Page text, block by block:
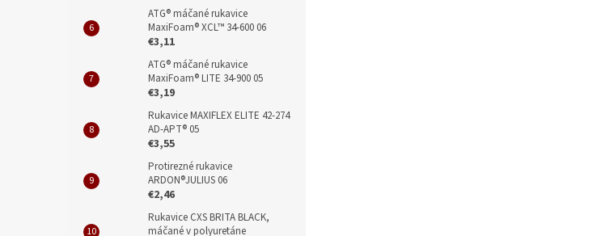
ATG® máčané rukavice
MaxiFoam® XCL™ 34-600 06
€3,11
ATG® máčané rukavice
MaxiFoam® LITE 34-900 05
€3,19
Rukavice MAXIFLEX ELITE 42-274
AD-APT® 05
€3,55
Protirezné rukavice
ARDON®JULIUS 06
€2,46
Rukavice CXS BRITA BLACK,
máčané v polyuretáne